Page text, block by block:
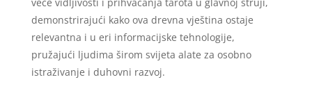
demonstrirajući kako ova drevna vještina ostaje
relevantna i u eri informacijske tehnologije,
pružajući ljudima širom svijeta alate za osobno
istraživanje i duhovni razvoj.